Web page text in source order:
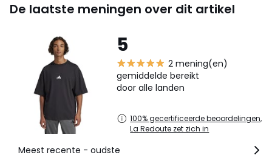
De laatste meningen over dit artikel
5
2 mening(en)
gemiddelde bereikt
door alle landen
100% gecertificeerde beoordelingen,
La Redoute zet zich in
Meest recente - oudste